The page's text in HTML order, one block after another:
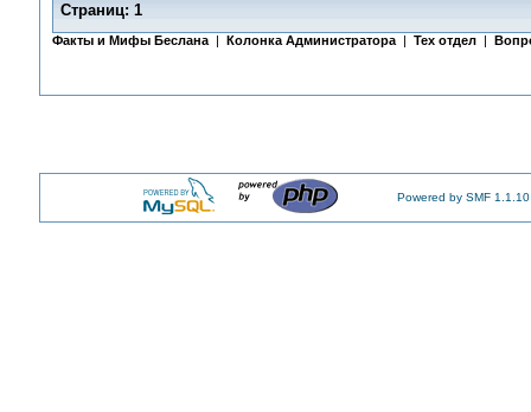
Страниц: 1
Факты и Мифы Беслана| Колонка Администратора| Тех отдел|
Powered by SMF 1.1.10